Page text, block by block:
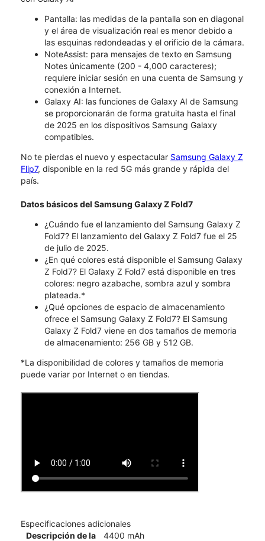
Pantalla: las medidas de la pantalla son en diagonal
y el área de visualización real es menor debido a
las esquinas redondeadas y el orificio de la cámara.
NoteAssist: para mensajes de texto en Samsung
Notes únicamente (200 - 4,000 caracteres);
requiere iniciar sesión en una cuenta de Samsung y
conexión a Internet.
Galaxy AI: las funciones de Galaxy AI de Samsung
se proporcionarán de forma gratuita hasta el final
de 2025 en los dispositivos Samsung Galaxy
compatibles.
No te pierdas el nuevo y espectacular Samsung Galaxy Z
Flip7, disponible en la red 5G más grande y rápida del
país.
Datos básicos del Samsung Galaxy Z Fold7
¿Cuándo fue el lanzamiento del Samsung Galaxy Z
Fold7? El lanzamiento del Galaxy Z Fold7 fue el 25
de julio de 2025.
¿En qué colores está disponible el Samsung Galaxy
Z Fold7? El Galaxy Z Fold7 está disponible en tres
colores: negro azabache, sombra azul y sombra
plateada.*
¿Qué opciones de espacio de almacenamiento
ofrece el Samsung Galaxy Z Fold7? El Samsung
Galaxy Z Fold7 viene en dos tamaños de memoria
de almacenamiento: 256 GB y 512 GB.
*La disponibilidad de colores y tamaños de memoria
puede variar por Internet o en tiendas.
Especificaciones adicionales
Descripción de la
4400 mAh